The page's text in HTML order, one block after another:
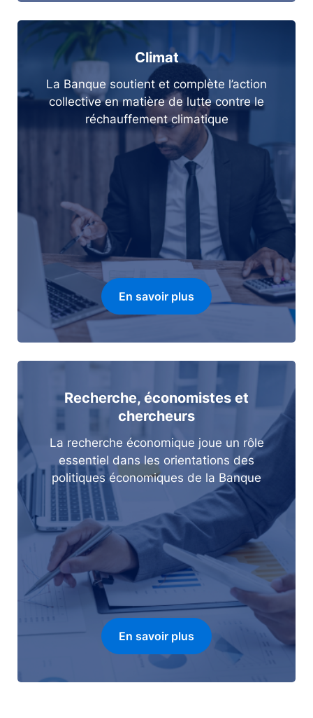
Climat
La Banque soutient et complète l’action
collective en matière de lutte contre le
réchauffement climatique
En savoir plus
Recherche, économistes et
chercheurs
La recherche économique joue un rôle
essentiel dans les orientations des
politiques économiques de la Banque
En savoir plus